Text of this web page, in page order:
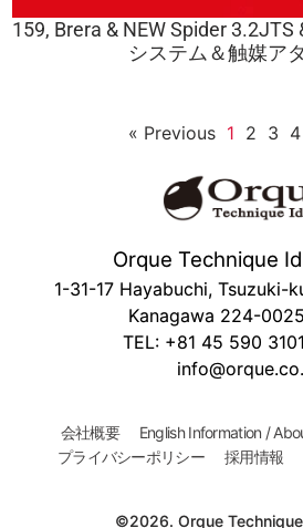
159, Brera & NEW Spider
システム＆触媒ア
« Previous 1 2 3 4
Orque Technique
1-31-17 Hayabuchi, Tsuzuki-
Kanagawa 224-
TEL: +81 45 590
会社概要 English Information /
プライバシーポリシー
採用情報
©2026. Orque